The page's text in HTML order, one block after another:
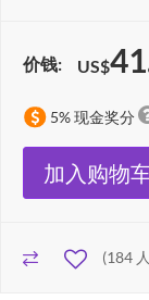
价钱: US$
5% 现金奖分
加入购物
(184